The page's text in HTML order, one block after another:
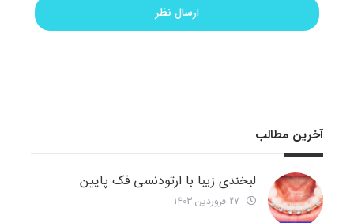
آخرین مطالب
لبخندی زیبا با ارتودنسی فک پایین